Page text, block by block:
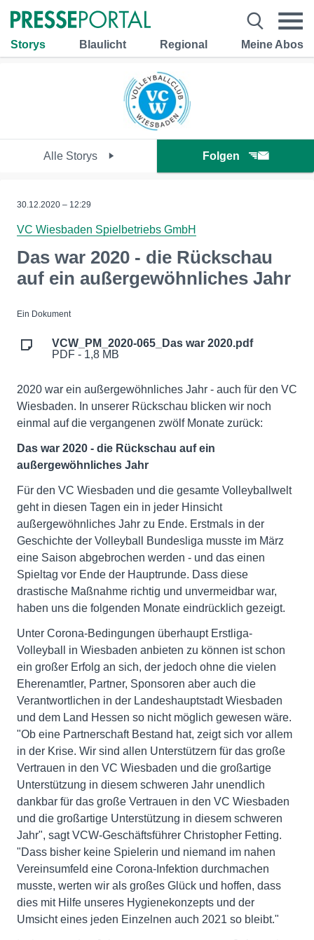
Storys Blaulicht Regional Meine Abos
Alle Storys Folgen
30.12.2020 – 12:29
VC Wiesbaden Spielbetriebs GmbH
Das war 2020 - die Rückschau
auf ein außergewöhnliches Jahr
Ein Dokument
VCW_PM_2020-065_Das war 2020.pdf
PDF - 1,8 MB
2020 war ein außergewöhnliches Jahr - auch für den VC
Wiesbaden. In unserer Rückschau blicken wir noch
einmal auf die vergangenen zwölf Monate zurück:
Das war 2020 - die Rückschau auf ein
außergewöhnliches Jahr
Für den VC Wiesbaden und die gesamte Volleyballwelt
geht in diesen Tagen ein in jeder Hinsicht
außergewöhnliches Jahr zu Ende. Erstmals in der
Geschichte der Volleyball Bundesliga musste im März
eine Saison abgebrochen werden - und das einen
Spieltag vor Ende der Hauptrunde. Dass diese
drastische Maßnahme richtig und unvermeidbar war,
haben uns die folgenden Monate eindrücklich gezeigt.
Unter Corona-Bedingungen überhaupt Erstliga-
Volleyball in Wiesbaden anbieten zu können ist schon
ein großer Erfolg an sich, der jedoch ohne die vielen
Eherenamtler, Partner, Sponsoren aber auch die
Verantwortlichen in der Landeshauptstadt Wiesbaden
und dem Land Hessen so nicht möglich gewesen wäre.
"Ob eine Partnerschaft Bestand hat, zeigt sich vor allem
in der Krise. Wir sind allen Unterstützern für das große
Vertrauen in den VC Wiesbaden und die großartige
Unterstützung in diesem schweren Jahr unendlich
dankbar für das große Vertrauen in den VC Wiesbaden
und die großartige Unterstützung in diesem schweren
Jahr", sagt VCW-Geschäftsführer Christopher Fetting.
"Dass bisher keine Spielerin und niemand im nahen
Vereinsumfeld eine Corona-Infektion durchmachen
musste, werten wir als großes Glück und hoffen, dass
dies mit Hilfe unseres Hygienekonzepts und der
Umsicht eines jeden Einzelnen auch 2021 so bleibt."